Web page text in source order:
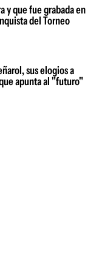
y que fue grabada en
del Torneo
sus elogios a
apunta al "futuro"